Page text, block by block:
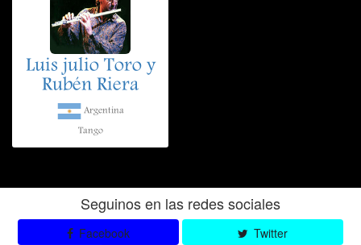
Luis julio Toro y
Rubén Riera
Argentina
Tango
Seguinos en las redes sociales
Facebook
Twitter